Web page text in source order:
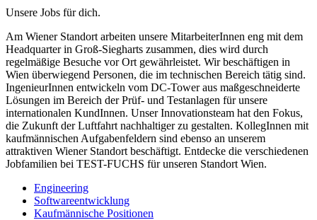
Unsere Jobs für dich.
Am Wiener Standort arbeiten unsere MitarbeiterInnen eng mit dem
Headquarter in Groß-Siegharts zusammen, dies wird durch
regelmäßige Besuche vor Ort gewährleistet. Wir beschäftigen in
Wien überwiegend Personen, die im technischen Bereich tätig sind.
IngenieurInnen entwickeln vom DC-Tower aus maßgeschneiderte
Lösungen im Bereich der Prüf- und Testanlagen für unsere
internationalen KundInnen. Unser Innovationsteam hat den Fokus,
die Zukunft der Luftfahrt nachhaltiger zu gestalten. KollegInnen mit
kaufmännischen Aufgabenfeldern sind ebenso an unserem
attraktiven Wiener Standort beschäftigt. Entdecke die verschiedenen
Jobfamilien bei TEST-FUCHS für unseren Standort Wien.
Engineering
Softwareentwicklung
Kaufmännische Positionen